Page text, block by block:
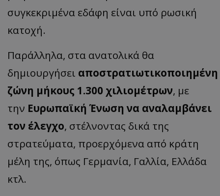
συγκεκριμένα εδάφη είναι υπό ρωσική
κατοχή.
Παράλληλα, στα ανατολικά θα
δημιουργήσει αποστρατιωτικοποιημένη
ζώνη μήκους 1.300 χιλιομέτρων, με
την Ευρωπαϊκή Ένωση να αναλαμβάνει
τον έλεγχο, στέλνοντας δικά της
στρατεύματα, προερχόμενα από κράτη
μέλη της, όπως Γερμανία, Γαλλία, Ελλάδα
κτλ.